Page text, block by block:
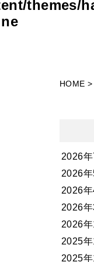
themes/
HOME >
2026年
2026年
2026年
2026年
2026年
2025年
2025年